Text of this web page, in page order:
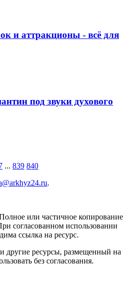
и аттракционы - всё для
под звуки духового
... 839 840
.
или частичное копирование
согласованном использовании
ссылка на ресурс.
другие ресурсы, размещенный на
без согласования.